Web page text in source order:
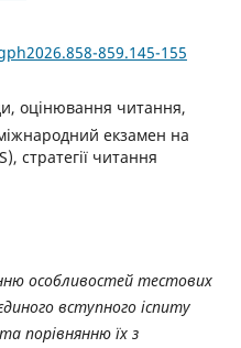
859.145-155
оцінювання читання,
екзамен на
стратегії читання
особливостей тестових
вступного іспиту
порівнянню їх з